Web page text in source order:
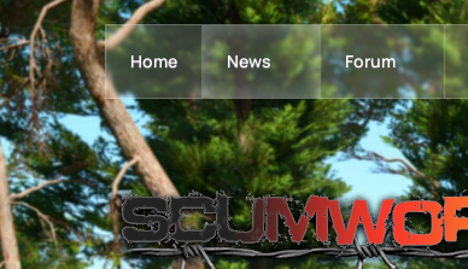
Home News Forum